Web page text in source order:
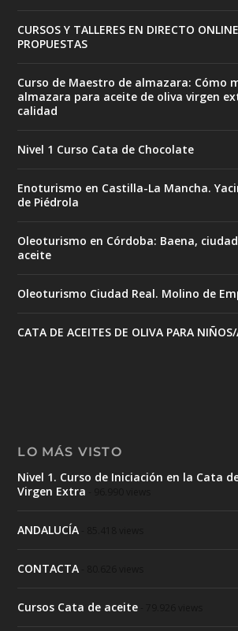
CURSOS Y TALLERES EN DIRECTO
PROPUESTAS
Curso de Maestro de almazara: Cómo
almazara para aceite de oliva virgen
calidad
Nivel 1 Curso Cata de Chocolate
Enoturismo en Castilla-La Mancha.
de Piédrola
Oleoturismo en Córdoba: Baena,
aceite
Oleoturismo Ciudad Real. Molino de
CATA DE ACEITES DE OLIVA PARA
LO MÁS VISTO
Nivel 1. Curso de Iniciación en la Cata
Virgen Extra
ANDALUCÍA
CONTACTA
Cursos Cata de aceite